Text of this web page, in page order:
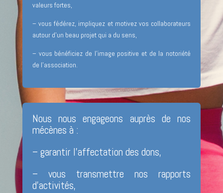
valeurs fortes,
– vous fédérez, impliquez et motivez vos collaborateurs
autour d’un beau projet qui a du sens,
– vous bénéficiez de l’image positive et de la notoriété
de l’association.
Nous nous engageons auprès de nos
mécènes à :
– garantir l’affectation des dons,
– vous transmettre nos rapports
d’activités,